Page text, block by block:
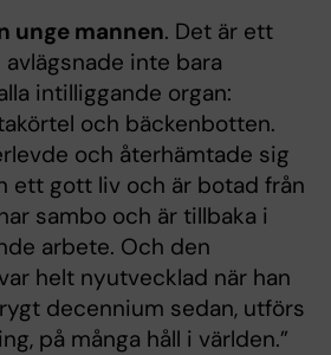
unge mannen. Det är ett
inte bara
intilliggande organ:
och bäckenbotten.
och återhämtade sig
ett gott liv och är botad från
sambo och är tillbaka i
arbete. Och den
helt nyutvecklad när han
decennium sedan, utförs
på många håll i världen.”